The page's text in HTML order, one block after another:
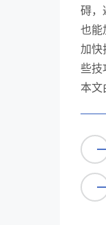
碍，
也能
加快
些技
本文